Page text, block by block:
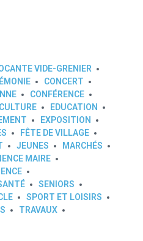
VIDE-GRENIER
CONCERT
CONFÉRENCE
CULTURE
EDUCATION
EXPOSITION
FÊTE DE VILLAGE
JEUNES
MARCHÉS
MAIRE
SENIORS
SPORT ET LOISIRS
TRAVAUX